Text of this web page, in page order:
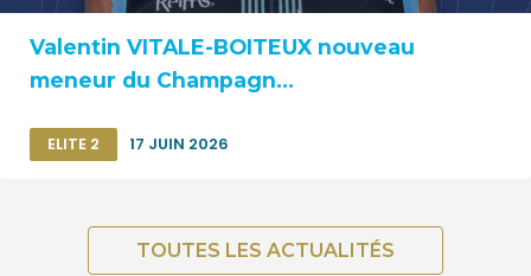
Valentin VITALE-BOITEUX nouveau
meneur du Champagn...
ELITE 2 17 JUIN 2026
TOUTES LES ACTUALITÉS